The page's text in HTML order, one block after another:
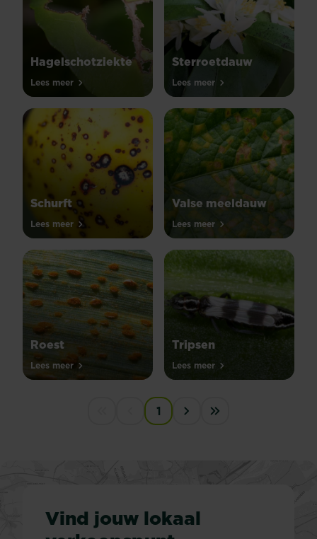
Hagelschotziekte
Lees meer
Sterroetdauw
Lees meer
Schurft
Lees meer
Valse meeldauw
Lees meer
Roest
Lees meer
Tripsen
Lees meer
First disabled
Previous disabled
1
Vind jouw lokaal